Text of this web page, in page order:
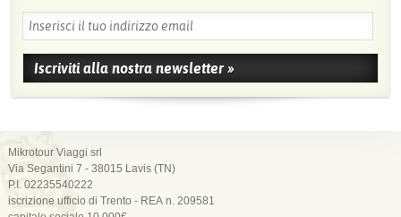
Mikrotour Viaggi srl
Via Segantini 7 - 38015 Lavis (TN)
P.I. 02235540222
iscrizione ufficio di Trento - REA n. 209581